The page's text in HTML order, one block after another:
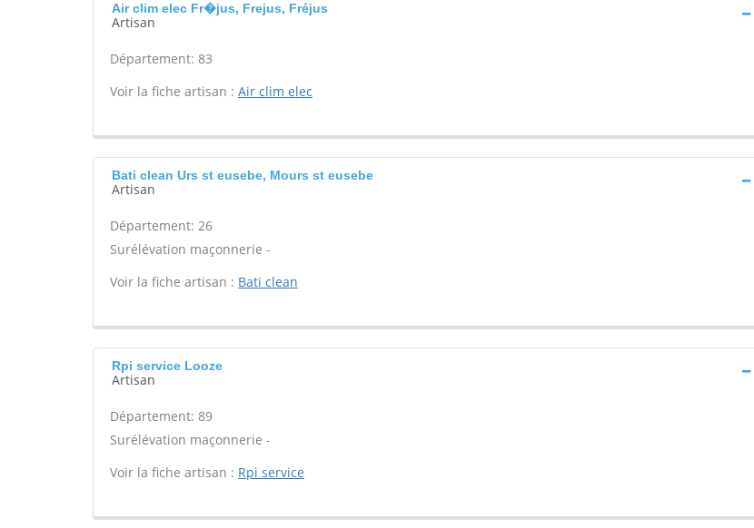
Air clim elec Fr�jus, Frejus, Fréjus
Artisan
Département: 83
Voir la fiche artisan : Air clim elec
Bati clean Urs st eusebe, Mours st eusebe
Artisan
Département: 26
Surélévation maçonnerie -
Voir la fiche artisan : Bati clean
Rpi service Looze
Artisan
Département: 89
Surélévation maçonnerie -
Voir la fiche artisan : Rpi service